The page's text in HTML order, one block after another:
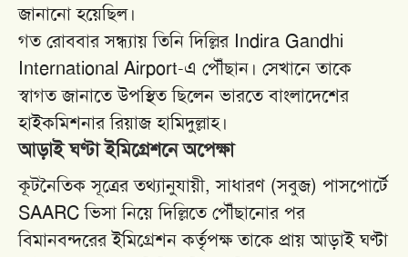
জানানো হয়েছিল।
গত রোববার সন্ধ্যায় তিনি দিল্লির Indira Gandhi
International Airport-এ পৌঁছান। সেখানে তাকে
স্বাগত জানাতে উপস্থিত ছিলেন ভারতে বাংলাদেশের
হাইকমিশনার রিয়াজ হামিদুল্লাহ।
আড়াই ঘণ্টা ইমিগ্রেশনে অপেক্ষা
কূটনৈতিক সূত্রের তথ্যানুযায়ী, সাধারণ (সবুজ) পাসপোর্টে
SAARC ভিসা নিয়ে দিল্লিতে পৌঁছানোর পর
বিমানবন্দরের ইমিগ্রেশন কর্তৃপক্ষ তাকে প্রায় আড়াই ঘণ্টা